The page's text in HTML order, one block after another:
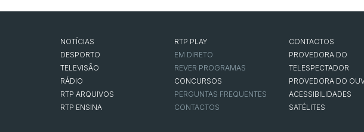
NOTÍCIAS
DESPORTO
TELEVISÃO
RÁDIO
RTP ARQUIVOS
RTP ENSINA
RTP PLAY
EM DIRETO
REVER PROGRAMAS
CONCURSOS
PERGUNTAS FREQUENTES
CONTACTOS
CONTACTOS
PROVEDORA DO
TELESPECTADOR
PROVEDORA DO
ACESSIBILIDADES
SATÉLITES